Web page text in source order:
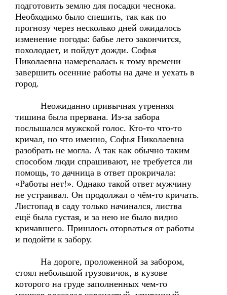
подготовить землю для посадки чеснока.
Необходимо было спешить, так как по
прогнозу через несколько дней ожидалось
изменение погоды: бабье лето закончится,
похолодает, и пойдут дожди. Софья
Николаевна намеревалась к тому времени
завершить осенние работы на даче и уехать в
город.
Неожиданно привычная утренняя
тишина была прервана. Из-за забора
послышался мужской голос. Кто-то что-то
кричал, но что именно, Софья Николаевна
разобрать не могла. А так как обычно таким
способом люди спрашивают, не требуется ли
помощь, то дачница в ответ прокричала:
«Работы нет!». Однако такой ответ мужчину
не устраивал. Он продолжал о чём-то кричать.
Листопад в саду только начинался, листва
ещё была густая, и за нею не было видно
кричавшего. Пришлось оторваться от работы
и подойти к забору.
На дороге, проложенной за забором,
стоял небольшой грузовичок, в кузове
которого на груде заполненных чем-то